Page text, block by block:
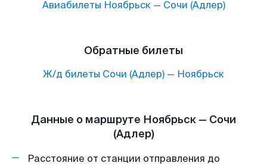
Авиабилеты Ноябрьск— Сочи (Адлер)
Обратные билеты
Ж/д билеты Сочи (Адлер) — Ноябрьск
Данные о маршруте Ноябрьск — Сочи
(Адлер)
Расстояние от станции отправления до